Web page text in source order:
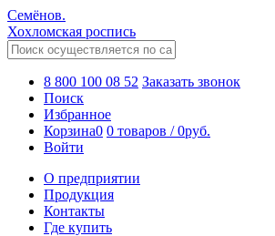
Семёнов.
Хохломская роспись
8 800 100 08 52 Заказать звонок
Поиск
Избранное
Корзина0 0 товаров /0руб.
Войти
О предприятии
Продукция
Контакты
Где купить